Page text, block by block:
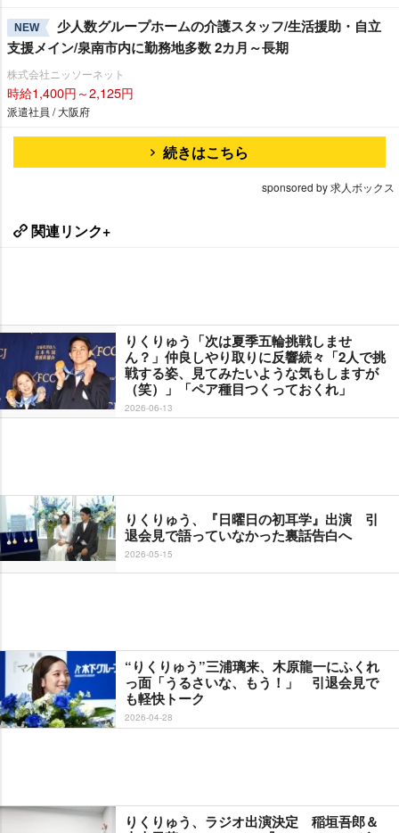
NEW
少人数グループホームの介護スタッフ/生活援助・自立
支援メイン/泉南市内に勤務地多数 2カ月～長期
株式会社ニッソーネット
時給1,400円～2,125円
派遣社員 / 大阪府
続きはこちら
sponsored by 求人ボックス
関連リンク+
りくりゅう「次は夏季五輪挑戦しませ
ん？」仲良しやり取りに反響続々「2人で挑
戦する姿、見てみたいような気もしますが
（笑）」「ペア種目つくっておくれ」
2026-06-13
りくりゅう、『日曜日の初耳学』出演 引
退会見で語っていなかった裏話告白へ
2026-05-15
“りくりゅう”三浦璃来、木原龍一にふくれ
っ面「うるさいな、もう！」 引退会見で
も軽快トーク
2026-04-28
りくりゅう、ラジオ出演決定 稲垣吾郎＆